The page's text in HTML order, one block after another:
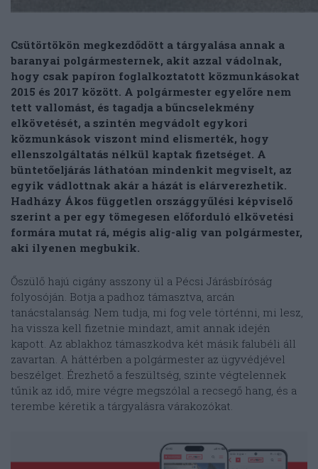
Csütörtökön megkezdődött a tárgyalása annak a
baranyai polgármesternek, akit azzal vádolnak,
hogy csak papíron foglalkoztatott közmunkásokat
2015 és 2017 között. A polgármester egyelőre nem
tett vallomást, és tagadja a bűncselekmény
elkövetését, a szintén megvádolt egykori
közmunkások viszont mind elismerték, hogy
ellenszolgáltatás nélkül kaptak fizetséget. A
büntetőeljárás láthatóan mindenkit megviselt, az
egyik vádlottnak akár a házát is elárverezhetik.
Hadházy Ákos független országgyűlési képviselő
szerint a per egy tömegesen előforduló elkövetési
formára mutat rá, mégis alig-alig van polgármester,
aki ilyenen megbukik.
Őszülő hajú cigány asszony ül a Pécsi Járásbíróság
folyosóján. Botja a padhoz támasztva, arcán
tanácstalanság. Nem tudja, mi fog vele történni, mi lesz,
ha vissza kell fizetnie mindazt, amit annak idején
kapott. Az ablakhoz támaszkodva két másik falubéli áll
zavartan. A háttérben a polgármester az ügyvédjével
beszélget. Érezhető a feszültség, szinte végtelennek
tűnik az idő, mire végre megszólal a recsegő hang, és a
terembe kéretik a tárgyalásra várakozókat.